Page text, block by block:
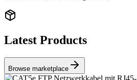
Latest Products
Browse marketplace